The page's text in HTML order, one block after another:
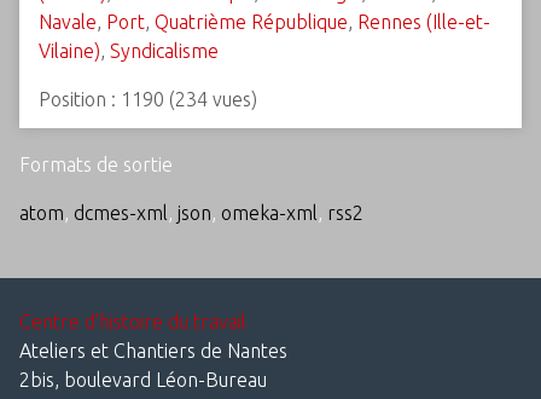
Navale, Port, Quatrième République, Rennes (Ille-et-
Vilaine), Syndicalisme
Position : 1190 (234 vues)
Formats de sortie
atom, dcmes-xml, json, omeka-xml, rss2
Centre d'histoire du travail
Ateliers et Chantiers de Nantes
2bis, boulevard Léon-Bureau